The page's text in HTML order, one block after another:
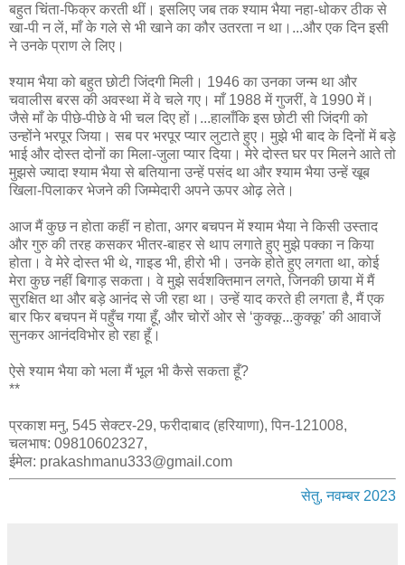
बहुत चिंता-फिक्र करती थीं। इसलिए जब तक श्याम भैया नहा-धोकर ठीक से
खा-पी न लें, माँ के गले से भी खाने का कौर उतरता न था।...और एक दिन इसी
ने उनके प्राण ले लिए।
श्याम भैया को बहुत छोटी जिंदगी मिली। 1946 का उनका जन्म था और
चवालीस बरस की अवस्था में वे चले गए। माँ 1988 में गुजरीं, वे 1990 में।
जैसे माँ के पीछे-पीछे वे भी चल दिए हों।...हालाँकि इस छोटी सी जिंदगी को
उन्होंने भरपूर जिया। सब पर भरपूर प्यार लुटाते हुए। मुझे भी बाद के दिनों में बड़े
भाई और दोस्त दोनों का मिला-जुला प्यार दिया। मेरे दोस्त घर पर मिलने आते तो
मुझसे ज्यादा श्याम भैया से बतियाना उन्हें पसंद था और श्याम भैया उन्हें खूब
खिला-पिलाकर भेजने की जिम्मेदारी अपने ऊपर ओढ़ लेते।
आज मैं कुछ न होता कहीं न होता, अगर बचपन में श्याम भैया ने किसी उस्ताद
और गुरु की तरह कसकर भीतर-बाहर से थाप लगाते हुए मुझे पक्का न किया
होता। वे मेरे दोस्त भी थे, गाइड भी, हीरो भी। उनके होते हुए लगता था, कोई
मेरा कुछ नहीं बिगाड़ सकता। वे मुझे सर्वशक्तिमान लगते, जिनकी छाया में मैं
सुरक्षित था और बड़े आनंद से जी रहा था। उन्हें याद करते ही लगता है, मैं एक
बार फिर बचपन में पहुँच गया हूँ, और चोरों ओर से ‘कुक्कू...कुक्कू’ की आवाजें
सुनकर आनंदविभोर हो रहा हूँ।
ऐसे श्याम भैया को भला मैं भूल भी कैसे सकता हूँ?
**
प्रकाश मनु, 545 सेक्टर-29, फरीदाबाद (हरियाणा), पिन-121008,
चलभाष: 09810602327,
ईमेल: prakashmanu333@gmail.com
सेतु, नवम्बर 2023